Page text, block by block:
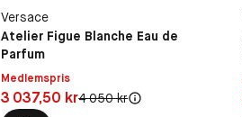
Versace
Atelier Figue Blanche Eau de
Parfum
Medlemspris
Pris: 3 037,50 kr
3 037,50 krOriginal pris:
4 050 kr